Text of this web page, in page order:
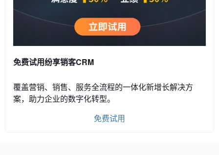
免费试用纷享销客CRM
覆盖营销、销售、服务全流程的一体化新增长解决方
案，助力企业的数字化转型。
免费试用